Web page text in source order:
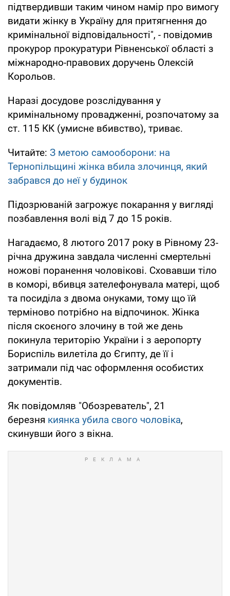
підтвердивши таким чином намір про вимогу
видати жінку в Україну для притягнення до
кримінальної відповідальності", - повідомив
прокурор прокуратури Рівненської області з
міжнародно-правових доручень Олексій
Корольов.
Наразі досудове розслідування у
кримінальному провадженні, розпочатому за
ст. 115 КК (умисне вбивство), триває.
Читайте: З метою самооборони: на
Тернопільщині жінка вбила злочинця, який
забрався до неї у будинок
Підозрюваній загрожує покарання у вигляді
позбавлення волі від 7 до 15 років.
Нагадаємо, 8 лютого 2017 року в Рівному 23-
річна дружина завдала численні смертельні
ножові поранення чоловікові. Сховавши тіло
в коморі, вбивця зателефонувала матері, щоб
та посиділа з двома онуками, тому що їй
терміново потрібно на відпочинок. Жінка
після скоєного злочину в той же день
покинула територію України і з аеропорту
Бориспіль вилетіла до Єгипту, де її і
затримали під час оформлення особистих
документів.
Як повідомляв "Обозреватель", 21
березня киянка убила свого чоловіка,
скинувши його з вікна.